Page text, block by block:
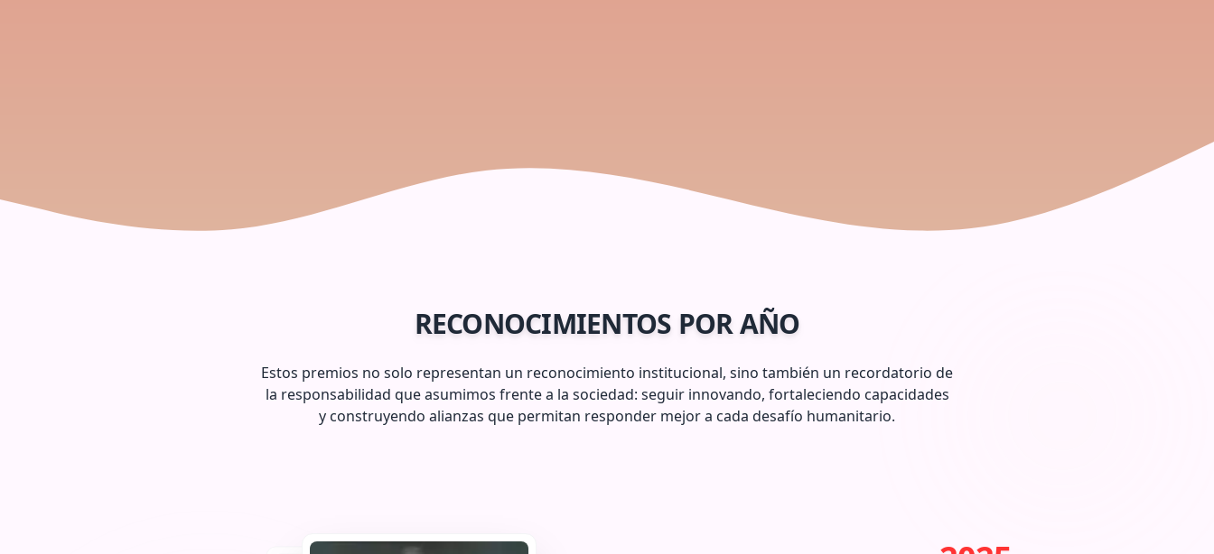
RECONOCIMIENTOS POR AÑO
Estos premios no solo representan un reconocimiento institucional, sino también un recordatorio de
la responsabilidad que asumimos frente a la sociedad: seguir innovando, fortaleciendo capacidades
y construyendo alianzas que permitan responder mejor a cada desafío humanitario.